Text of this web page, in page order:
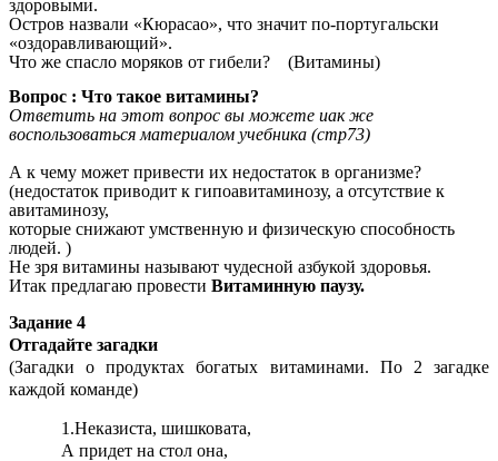
здоровыми.
Остров назвали «Кюрасао», что значит по-португальски
«оздоравливающий».
Что же спасло моряков от гибели? (Витамины)
Вопрос : Что такое витамины?
Ответить на этот вопрос вы можете иак же
воспользоваться материалом учебника (стр73)
А к чему может привести их недостаток в организме?
(недостаток приводит к гипоавитаминозу, а отсутствие к
авитаминозу,
которые снижают умственную и физическую способность
людей. )
Не зря витамины называют чудесной азбукой здоровья.
Итак предлагаю провести Витаминную паузу.
Задание 4
Отгадайте загадки
(Загадки о продуктах богатых витаминами. По 2 загадке
каждой команде)
1.Неказиста, шишковата,
А придет на стол она,